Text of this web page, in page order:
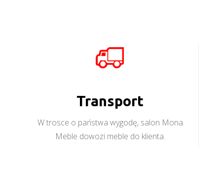
Transport
W trosce o państwa wygodę, salon Mona
Meble dowozi meble do klienta.